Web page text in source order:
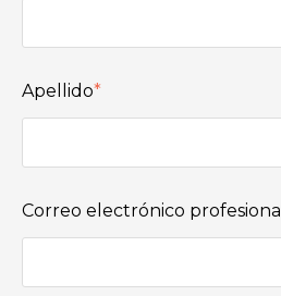
Apellido*
Correo electrónico profesional